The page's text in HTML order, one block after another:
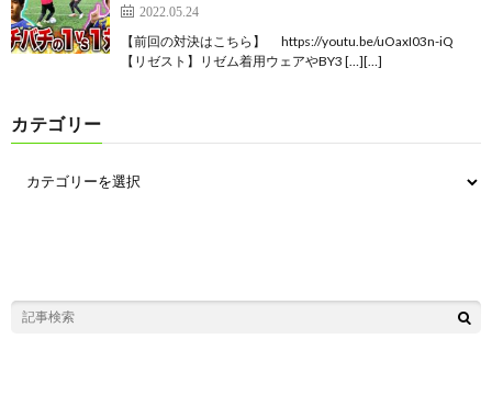
2022.05.24
【前回の対決はこちら】 https://youtu.be/uOaxI03n-iQ
【リゼスト】リゼム着用ウェアやBY3 […][…]
カテゴリー